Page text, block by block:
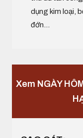
dụng kim loại,
đớn...
Xem NGÀY